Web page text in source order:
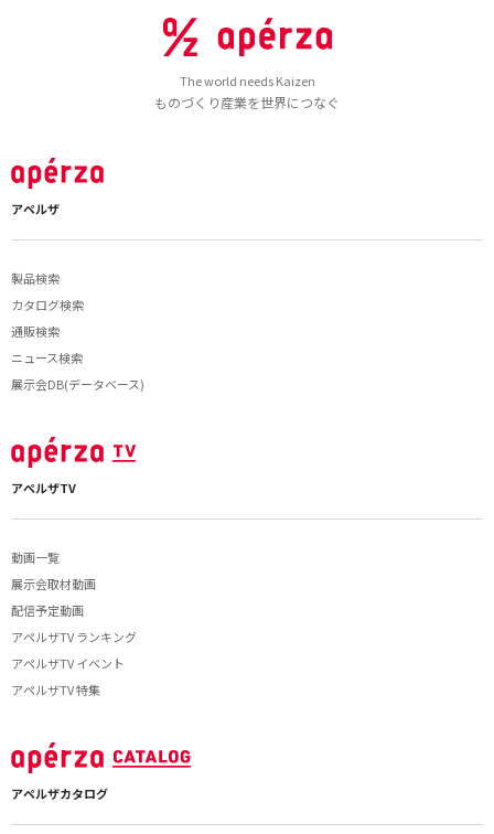
The world needs Kaizen
ものづくり産業を世界につなぐ
アペルザ
製品検索
カタログ検索
通販検索
ニュース検索
展示会DB(データベース)
アペルザTV
動画一覧
展示会取材動画
配信予定動画
アペルザTV ランキング
アペルザTV イベント
アペルザTV 特集
アペルザカタログ